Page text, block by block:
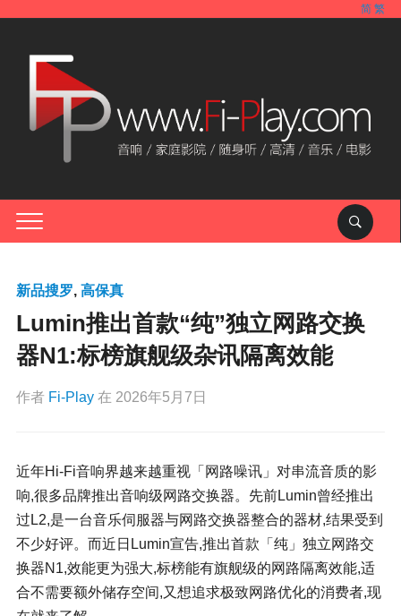
简 繁
新品搜罗, 高保真
Lumin推出首款“纯”独立网路交换
器N1:标榜旗舰级杂讯隔离效能
作者 Fi-Play 在 2026年5月7日
近年Hi-Fi音响界越来越重视「网路噪讯」对串流音质的影
响,很多品牌推出音响级网路交换器。先前Lumin曾经推出
过L2,是一台音乐伺服器与网路交换器整合的器材,结果受到
不少好评。而近日Lumin宣告,推出首款「纯」独立网路交
换器N1,效能更为强大,标榜能有旗舰级的网路隔离效能,适
合不需要额外储存空间,又想追求极致网路优化的消费者,现